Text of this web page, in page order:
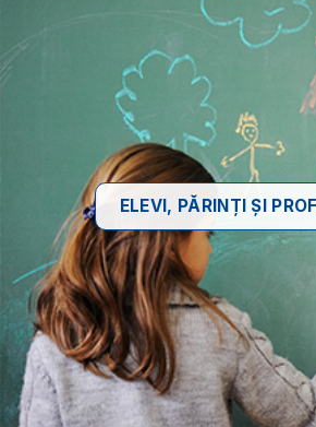
ELEVI, PĂRINȚI ȘI